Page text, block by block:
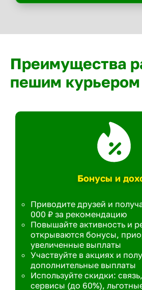
Преимущества
пешим курьером
Бонусы и
Приводите друзей и
000 ₽ за рекомендацию
Повышайте активность и
открываются бонусы,
увеличенные выплаты
Участвуйте в акциях и
дополнительные выплаты
Используйте скидки:
сервисы (до 60%),